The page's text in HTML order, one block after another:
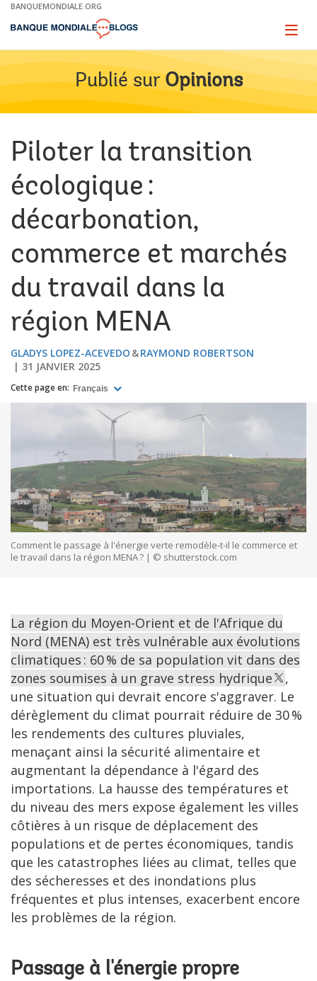
Skip
Main
BANQUEMONDIALE.ORG
Page
Publié sur Opinions
Piloter la transition
écologique :
décarbonation,
commerce et marchés
du travail dans la
région MENA
GLADYS LOPEZ-ACEVEDO
RAYMOND ROBERTSON
31 JANVIER 2025
Cette page en: Français
Comment le passage à l'énergie verte remodèle-t-il le commerce et
le travail dans la région MENA ? | © shutterstock.com
La région du Moyen-Orient et de l'Afrique du
Nord (MENA) est très vulnérable aux évolutions
climatiques : 60 % de sa population vit dans des
zones soumises à un grave stress hydrique
,
une situation qui devrait encore s'aggraver. Le
dérèglement du climat pourrait réduire de 30 %
les rendements des cultures pluviales,
menaçant ainsi la sécurité alimentaire et
augmentant la dépendance à l'égard des
importations. La hausse des températures et
du niveau des mers expose également les villes
côtières à un risque de déplacement des
populations et de pertes économiques, tandis
que les catastrophes liées au climat, telles que
des sécheresses et des inondations plus
fréquentes et plus intenses, exacerbent encore
les problèmes de la région.
Passage à l'énergie propre